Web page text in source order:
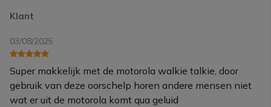
Klant
03/08/2025
Super makkelijk met de motorola walkie talkie, door
gebruik van deze oorschelp horen andere mensen niet
wat er uit de motorola komt qua geluid